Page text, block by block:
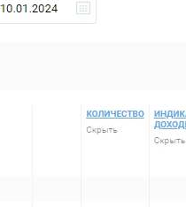
по вашему списку облигаций и